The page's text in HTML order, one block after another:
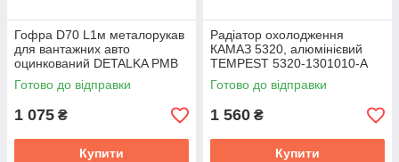
Гофра D70 L1м металорукав
для вантажних авто
оцинкований DETALKA РМВ
70×1000
Готово до відправки
1 075 ₴
Купити
Радіатор охолодження
КАМАЗ 5320, алюмінієвий
TEMPEST 5320-1301010-А
Готово до відправки
1 560 ₴
Купити